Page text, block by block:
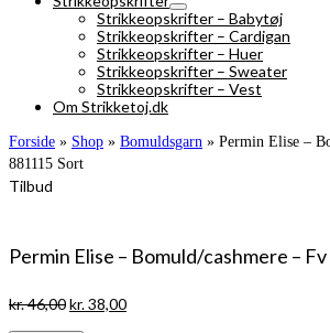
Strikkeopskrifter – Babytøj
Strikkeopskrifter – Cardigan
Strikkeopskrifter – Huer
Strikkeopskrifter – Sweater
Strikkeopskrifter – Vest
Om Strikketoj.dk
Forside » Shop » Bomuldsgarn » Permin Elise –
881115 Sort
Tilbud
Permin Elise – Bomuld/cashmere –
kr.46,00Den
kr.38,00Den